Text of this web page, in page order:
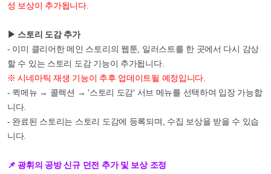
성 보상이 추가됩니다.
▶ 스토리 도감 추가
- 이미 클리어한 메인 스토리의 웹툰, 일러스트를 한 곳에서 다시 감상
할 수 있는 스토리 도감 기능이 추가됩니다.
※ 시네마틱 재생 기능이 추후 업데이트될 예정입니다.
- 퀵메뉴 → 콜렉션 → '스토리 도감' 서브 메뉴를 선택하여 입장 가능합
니다.
- 완료된 스토리는 스토리 도감에 등록되며, 수집 보상을 받을 수 있습
니다.
📌 광휘의 공방 신규 던전 추가 및 보상 조정